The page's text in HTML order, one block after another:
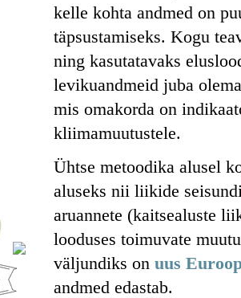
kelle kohta andmed on
täpsustamiseks. Kogu
ning kasutatavaks
levikuandmeid juba
mis omakorda on
kliimamuutustele.
Ühtse metoodika alusel
aluseks nii liikide
aruannete (kaitsealuste
looduses toimuvate
väljundiks on uus
andmed edastab.